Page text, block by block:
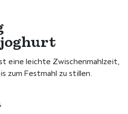
eine leichte Zwischenmahlzeit,
zum Festmahl zu stillen.